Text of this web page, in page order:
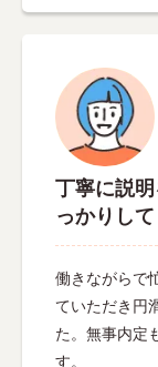
丁寧に説
っかりして
働きながらで
ていただき円
た。無事内定
す。